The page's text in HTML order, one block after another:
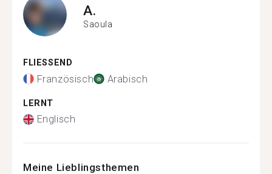
A.
Saoula
FLIESSEND
Französisch Arabisch
LERNT
Englisch
Meine Lieblingsthemen